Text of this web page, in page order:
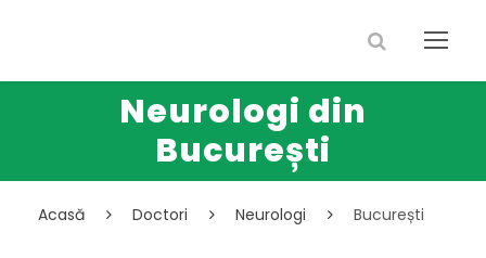
Neurologi din
București
Acasă Doctori Neurologi București